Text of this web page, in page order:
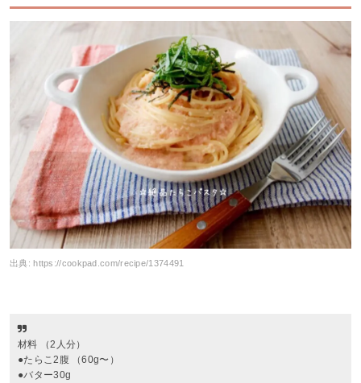
出典:https://cookpad.com/recipe/1374491
材料 （2人分）
●たらこ2腹 （60g〜）
●バター30g